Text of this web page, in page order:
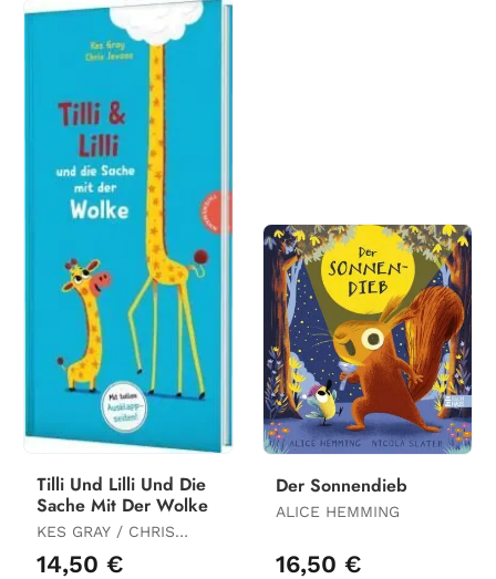
Tilli Und Lilli Und Die
Sache Mit Der Wolke
KES GRAY / CHRIS
14,50 €
Der Sonnendieb
ALICE HEMMING
16,50 €